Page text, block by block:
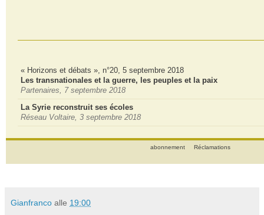
« Horizons et débats », n°20, 5 septembre 2018
Les transnationales et la guerre, les peuples et la paix
Partenaires, 7 septembre 2018
La Syrie reconstruit ses écoles
Réseau Voltaire, 3 septembre 2018
abonnement Réclamations
Gianfranco alle 19:00